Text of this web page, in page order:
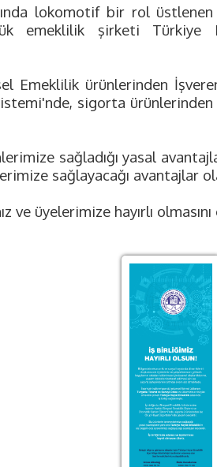
lokomotif bir rol
emeklilik şirketi Türkiye
Emeklilik ürünlerinden
sigorta
sağladığı yasal
sağlayacağı avantajlar
ve üyelerimize hayırlı